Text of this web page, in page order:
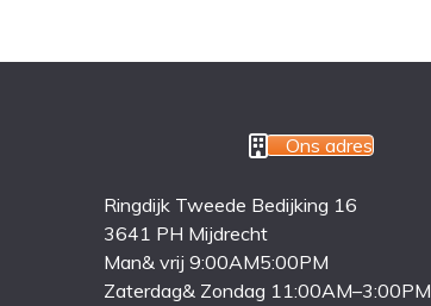
Ons adres
Ringdijk Tweede Bedijking 16
3641 PH Mijdrecht
Man& vrij 9:00AM5:00PM
Zaterdag& Zondag 11:00AM–3:00PM